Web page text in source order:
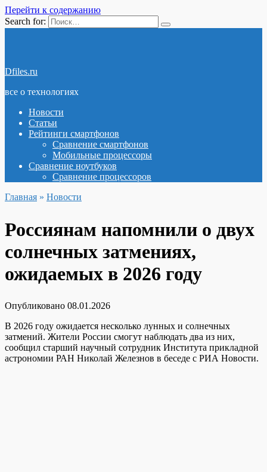
Перейти к содержанию
Search for:
Dfiles.ru
все о технологиях
Новости
Статьи
Рейтинги смартфонов
Сравнение смартфонов
Мобильные процессоры
Сравнение ноутбуков
Сравнение процессоров
Главная » Новости
Россиянам напомнили о двух
солнечных затмениях,
ожидаемых в 2026 году
Опубликовано 08.01.2026
В 2026 году ожидается несколько лунных и солнечных
затмений. Жители России смогут наблюдать два из них,
сообщил старший научный сотрудник Института прикладной
астрономии РАН Николай Железнов в беседе с РИА Новости.